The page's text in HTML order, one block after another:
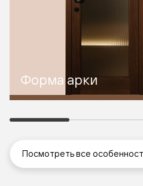
Форма арки
Посмотреть все